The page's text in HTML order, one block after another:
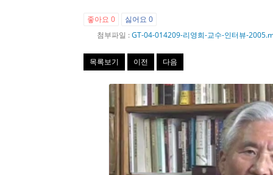
좋아요 0 싫어요 0
첨부파일 :GT-04-014209-리영희-교수-인터뷰-
목록보기 이전 다음